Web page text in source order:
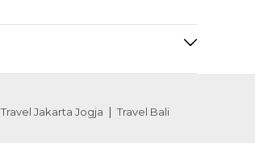
Travel Jakarta Jogja
Travel Bali